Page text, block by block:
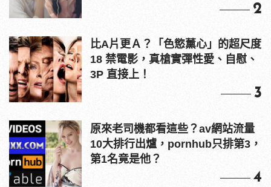
2
比A片更Ａ？「色慾薰心」的超尺度
18 禁電影，真槍實彈性愛、自慰、
3P 直接上！
3
原來老司機都看這些？av網站流量
10大排行出爐，pornhub只排第3，
第1名竟是他？
4